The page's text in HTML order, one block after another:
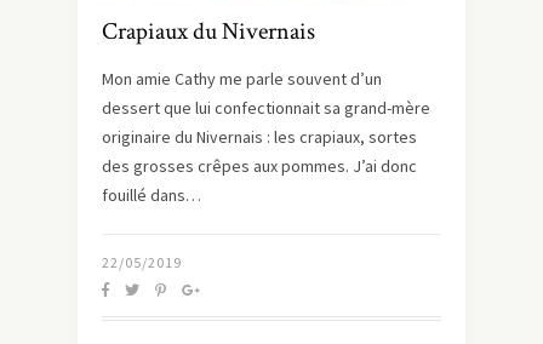
Crapiaux du Nivernais
Mon amie Cathy me parle souvent d’un
dessert que lui confectionnait sa grand-mère
originaire du Nivernais : les crapiaux, sortes
des grosses crêpes aux pommes. J’ai donc
fouillé dans…
22/05/2019